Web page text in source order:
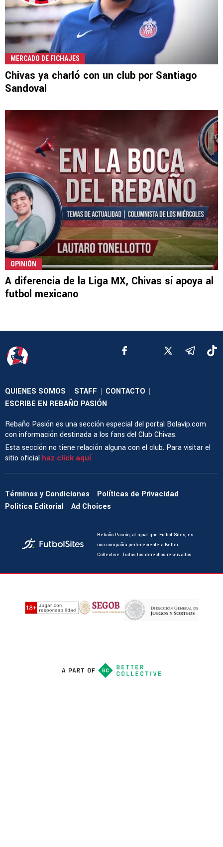
MERCADO DE FICHAJES
Chivas ya charló con un club por Santiago
Sandoval
OPINIÓN
A diferencia de la Liga MX, Chivas sí apoya al
futbol mexicano
QUIENES SOMOS STAFF CONTACTO
ESCRIBE EN REBAÑO PASIÓN
Rebaño Pasión es una sección especial del portal Bolavip.com
con información destinada a los fans del Club Chivas.
Esta sección no tiene relación alguna con el club. Para visitar el
sitio oficial haz click aquí
Términos y Condiciones
Políticas de Privacidad
Política Editorial
Ad Choices
Rebaño Pasión, al igual que Futbol Sites, es
una compañía perteneciente a Better
Collective. Todos los derechos reservados.